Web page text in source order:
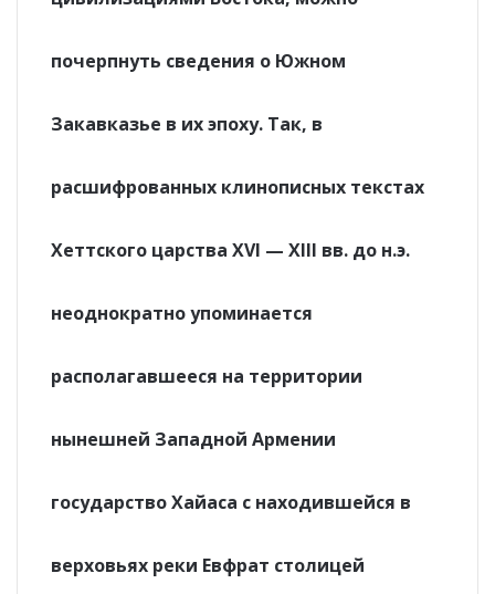
почерпнуть сведения о Южном
Закавказье в их эпоху. Так, в
расшифрованных клинописных текстах
Хеттского царства XVI — XIII вв. до н.э.
неоднократно упоминается
располагавшееся на территории
нынешней Западной Армении
государство Хайаса с находившейся в
верховьях реки Евфрат столицей